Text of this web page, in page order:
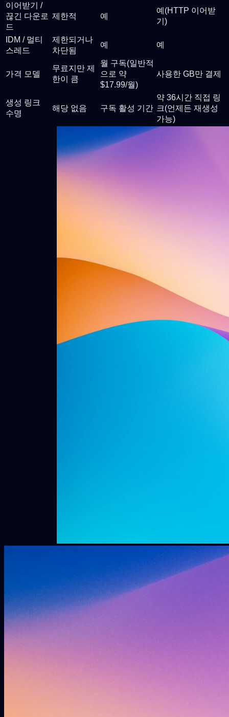
이어받기 /
끊긴 다운로
드
제한적 예
예(HTTP 이어받
기)
IDM / 멀티
스레드
제한되거나
차단됨
예 예
가격 모델
무료지만 제
한이 큼
월 구독(일반적
으로 약
$17.99/월)
사용한 GB만 결제
생성 링크
수명
해당 없음 구독 활성 기간
약 36시간 직접 링
크(언제든 재생성
가능)